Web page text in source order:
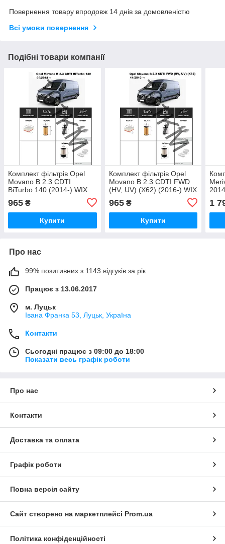
Повернення товару впродовж 14 днів за домовленістю
Всі умови повернення
Подібні товари компанії
Комплект фільтрів Opel
Movano B 2.3 CDTI
BiTurbo 140 (2014-) WIX
965 ₴
Купити
Комплект фільтрів Opel
Movano B 2.3 CDTI FWD
(HV, UV) (X62) (2016-) WIX
965₴
Купити
1
Про нас
99% позитивних з 1143 відгуків за рік
Працює з 13.06.2017
м. Луцьк
Івана Франка 53, Луцьк, Україна
Контакти
Сьогодні працює з 09:00 до 18:00
Показати весь графік роботи
Про нас
Контакти
Доставка та оплата
Графік роботи
Повна версія сайту
Сайт створено на маркетплейсі Prom.ua
Політика конфіденційності